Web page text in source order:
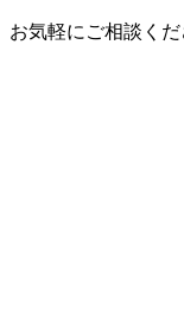
お気軽にご相談くだ